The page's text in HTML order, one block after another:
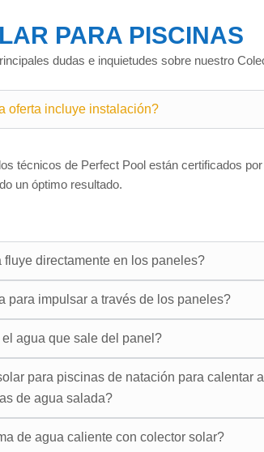
PARA PISCINAS
dudas e inquietudes sobre nuestro
oferta incluye instalación?
técnicos de Perfect Pool están certificados
un óptimo resultado.
directamente en los paneles?
para impulsar a través de los paneles?
agua que sale del panel?
para piscinas de natación para calentar
de agua salada?
de agua caliente con colector solar?